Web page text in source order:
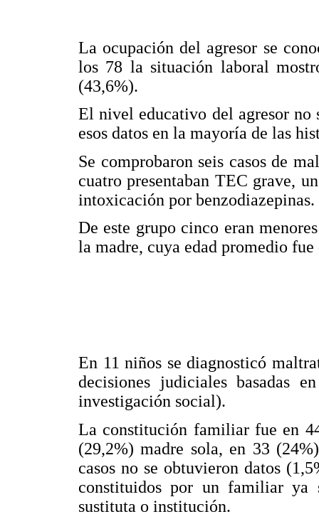
La ocupación del agresor se
los 78 la situación laboral
(43,6%).
El nivel educativo del agresor no
esos datos en la mayoría de las
Se comprobaron seis casos de
cuatro presentaban TEC grave,
intoxicación por benzodiazepinas.
De este grupo cinco eran
la madre, cuya edad promedio fue
En 11 niños se diagnosticó
decisiones judiciales basadas
investigación social).
La constitución familiar fue en
(29,2%) madre sola, en 33
casos no se obtuvieron datos
constituidos por un familiar ya
sustituta o institución.